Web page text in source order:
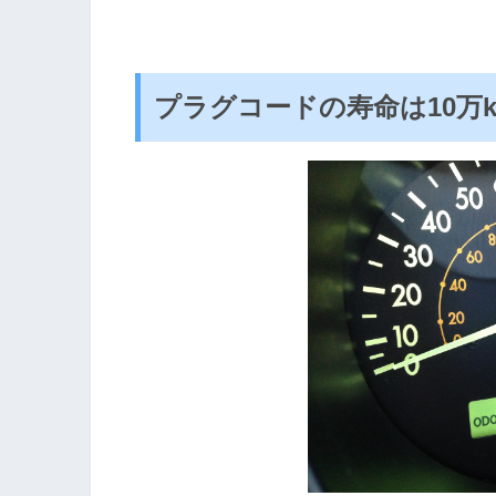
プラグコードの寿命は10万